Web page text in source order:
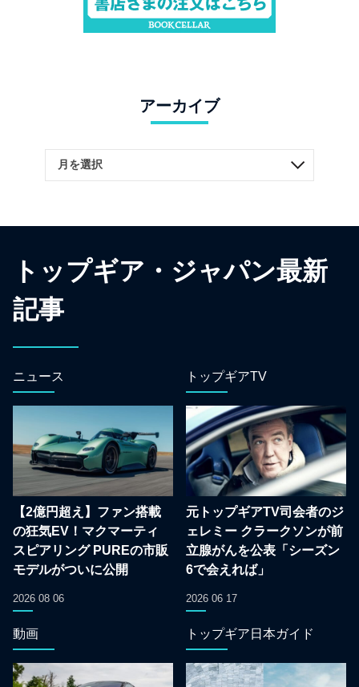
アーカイブ
トップギア・ジャパン最新
記事
ニュース
【2億円超え】ファン搭載
の狂気EV！マクマーティ
スピアリング PUREの市販
モデルがついに公開
2026 08 06
トップギアTV
元トップギアTV司会者のジ
ェレミー クラークソンが前
立腺がんを公表「シーズン
6で会えれば」
2026 06 17
動画 トップギア日本ガイド